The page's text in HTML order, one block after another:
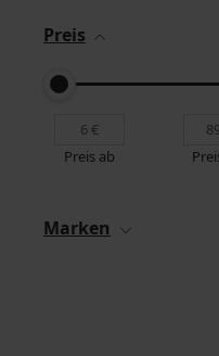
Preis
Preis ab
Marken